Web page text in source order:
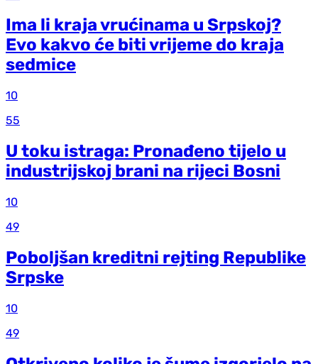
Ima li kraja vrućinama u Srpskoj?
Evo kakvo će biti vrijeme do kraja
sedmice
10
55
U toku istraga: Pronađeno tijelo u
industrijskoj brani na rijeci Bosni
10
49
Poboljšan kreditni rejting Republike
Srpske
10
49